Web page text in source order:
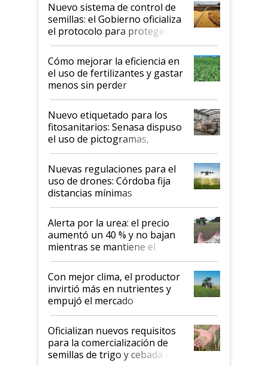
Nuevo sistema de control de
semillas: el Gobierno oficializa
el protocolo para proteger la
propiedad intelectual
Cómo mejorar la eficiencia en
el uso de fertilizantes y gastar
menos sin perder
productividad en la campaña
fina
Nuevo etiquetado para los
fitosanitarios: Senasa dispuso
el uso de pictogramas,
palabras de advertencia e
indicaciones
Nuevas regulaciones para el
uso de drones: Córdoba fija
distancias mínimas
Alerta por la urea: el precio
aumentó un 40 % y no bajan
mientras se mantiene el
conflicto en Medio Oriente
Con mejor clima, el productor
invirtió más en nutrientes y
empujó el mercado
Oficializan nuevos requisitos
para la comercialización de
semillas de trigo y cebada a